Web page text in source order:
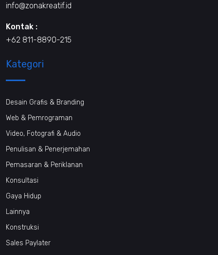
info@zonakreatif.id
Kontak :
+62 811-8890-215
Kategori
Desain Grafis & Branding
Web & Pemrograman
Video, Fotografi & Audio
Penulisan & Penerjemahan
Pemasaran & Periklanan
Konsultasi
Gaya Hidup
Lainnya
Konstruksi
Sales Paylater